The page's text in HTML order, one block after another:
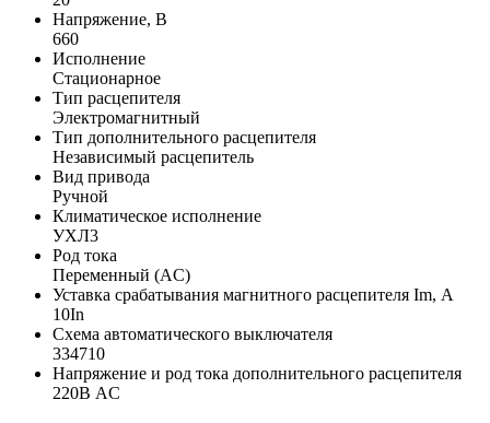
Напряжение, В
660
Исполнение
Стационарное
Тип расцепителя
Электромагнитный
Тип дополнительного расцепителя
Независимый расцепитель
Вид привода
Ручной
Климатическое исполнение
УХЛ3
Род тока
Переменный (AC)
Уставка срабатывания магнитного расцепителя Im, А
10In
Схема автоматического выключателя
334710
Напряжение и род тока дополнительного расцепителя
220В AC